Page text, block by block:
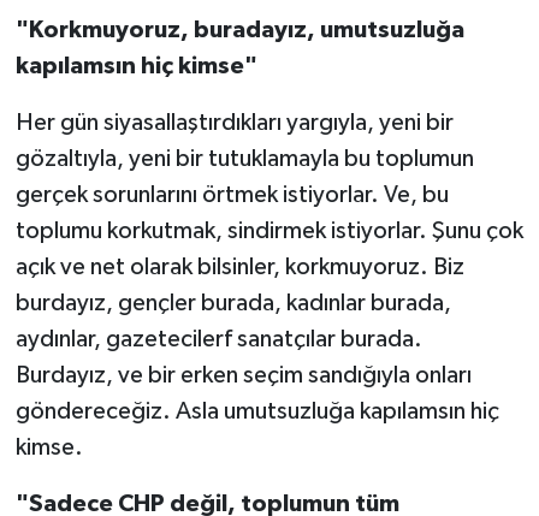
"Korkmuyoruz, buradayız, umutsuzluğa
kapılamsın hiç kimse"
Her gün siyasallaştırdıkları yargıyla, yeni bir
gözaltıyla, yeni bir tutuklamayla bu toplumun
gerçek sorunlarını örtmek istiyorlar. Ve, bu
toplumu korkutmak, sindirmek istiyorlar. Şunu çok
açık ve net olarak bilsinler, korkmuyoruz. Biz
burdayız, gençler burada, kadınlar burada,
aydınlar, gazetecilerf sanatçılar burada.
Burdayız, ve bir erken seçim sandığıyla onları
göndereceğiz. Asla umutsuzluğa kapılamsın hiç
kimse.
"Sadece CHP değil, toplumun tüm